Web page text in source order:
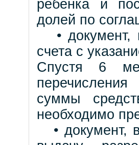
ребенка и
долей по
• документ,
счета с
Спустя 6
суммы
необходимо
• документ,